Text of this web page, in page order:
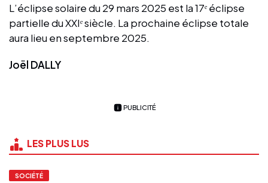
L’éclipse solaire du 29 mars 2025 est la 17ᵉ éclipse
partielle du XXIᵉ siècle. La prochaine éclipse totale
aura lieu en septembre 2025.
Joël DALLY
PUBLICITÉ
LES PLUS LUS
SOCIÉTÉ